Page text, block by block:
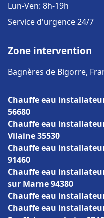
Lun-Ven: 8h-19h
Service d'urgence 24/7
Zone intervention
Bagnères de Bigorre,
Chauffe eau
56680
Chauffe eau
Vilaine 35530
Chauffe eau
91460
Chauffe eau
sur Marne 94380
Chauffe eau
Chauffe eau